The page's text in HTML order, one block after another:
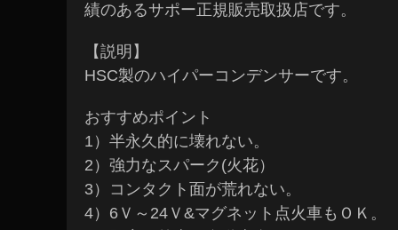
績のあるサポー正規販売取扱店です。
【説明】
HSC製のハイパーコンデンサーです。
おすすめポイント
1）半永久的に壊れない。
2）強力なスパーク(火花）
3）コンタクト面が荒れない。
4）6Ｖ～24Ｖ&マグネット点火車もＯＫ。